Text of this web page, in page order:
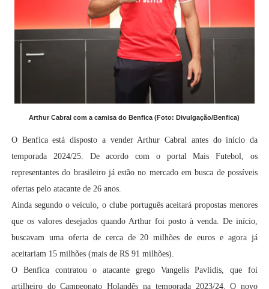
Arthur Cabral com a camisa do Benfica (Foto: Divulgação/Benfica)
O Benfica está disposto a vender Arthur Cabral antes do início da
temporada 2024/25. De acordo com o portal Mais Futebol, os
representantes do brasileiro já estão no mercado em busca de possíveis
ofertas pelo atacante de 26 anos.
Ainda segundo o veículo, o clube português aceitará propostas menores
que os valores desejados quando Arthur foi posto à venda. De início,
buscavam uma oferta de cerca de 20 milhões de euros e agora já
aceitariam 15 milhões (mais de R$ 91 milhões).
O Benfica contratou o atacante grego Vangelis Pavlidis, que foi
artilheiro do Campeonato Holandês na temporada 2023/24. O novo